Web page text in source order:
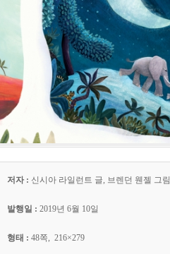
저자 : 신시아 라일런트 글, 브렌던 웬젤 그
발행일 : 2019년 6월 10일
형태 : 48쪽, 216×279